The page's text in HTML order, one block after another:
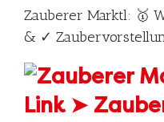
Zauberer Marktl: 🥇
& ✓